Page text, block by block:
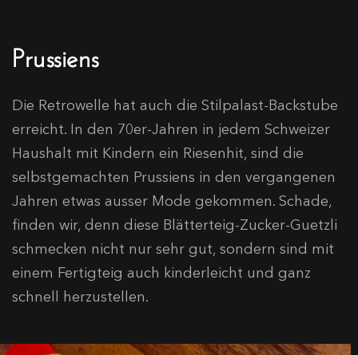
Prussiens
Die Retrowelle hat auch die Stilpalast-Backstube
erreicht. In den 70er-Jahren in jedem Schweizer
Haushalt mit Kindern ein Riesenhit, sind die
selbstgemachten Prussiens in den vergangenen
Jahren etwas ausser Mode gekommen. Schade,
finden wir, denn diese Blätterteig-Zucker-Guetzli
schmecken nicht nur sehr gut, sondern sind mit
einem Fertigteig auch kinderleicht und ganz
schnell herzustellen.